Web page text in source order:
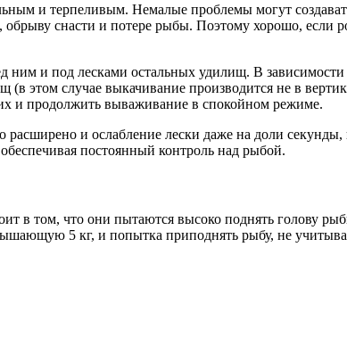
и терпеливым. Немалые проблемы могут
снасти и потере рыбы. Поэтому хорошо, если
и под лесками остальных удилищ. В зависимости
этом случае выкачивание производится не в
и продолжить вываживание в спокойном режиме.
и ослабление лески даже на доли секунды,
постоянный контроль над рыбой.
в том, что они пытаются высоко поднять голову
5 кг, и попытка приподнять рыбу, не